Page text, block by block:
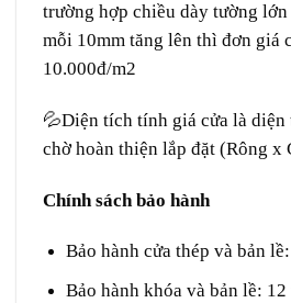
trường hợp chiều dày tường
mỗi 10mm tăng lên thì đơn giá
10.000đ/m2
💦Diện tích tính giá cửa là diện
chờ hoàn thiện lắp đặt (Rông x
Chính sách bảo hành
Bảo hành cửa thép và bản
Bảo hành khóa và bản lề: 12